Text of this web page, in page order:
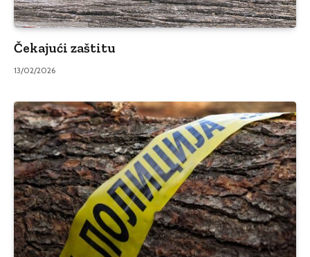
Čekajući zaštitu
13/02/2026